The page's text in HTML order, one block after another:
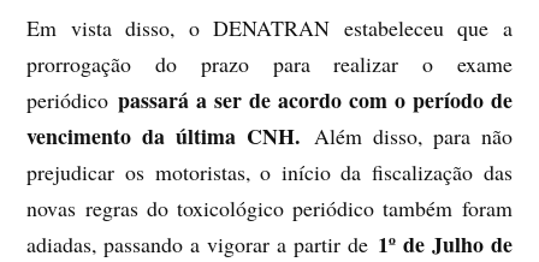
Em vista disso, o DENATRAN estabeleceu que a
prorrogação do prazo para realizar o exame
periódicopassará a ser de acordo com o período de
vencimento da última CNH. Além disso, para não
prejudicar os motoristas, o início da fiscalização das
novas regras do toxicológico periódico também foram
adiadas, passando a vigorar a partir de 1º de Julho de